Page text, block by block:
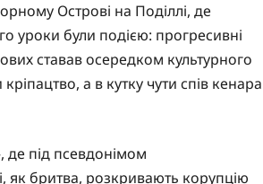
Острові на Поділлі, де
уроки були подією: прогресивні
ставав осередком культурного
а в кутку чути спів кенара
де під псевдонімом
як бритва, розкривають корупцію